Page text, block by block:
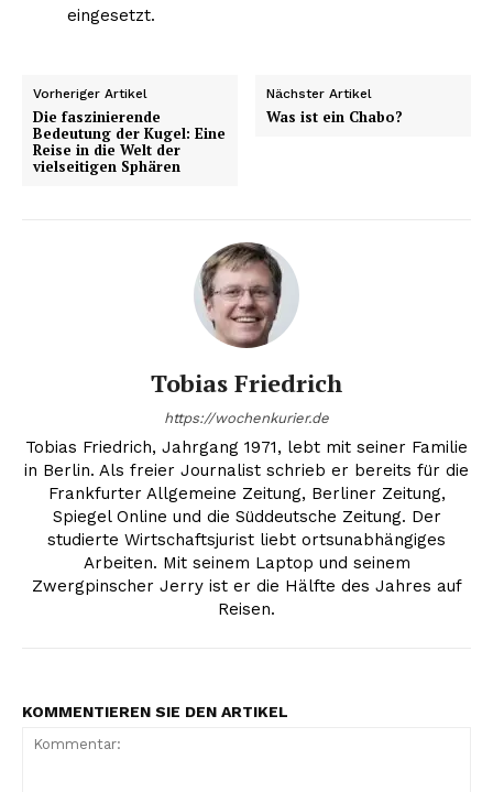
eingesetzt.
Vorheriger Artikel
Die faszinierende
Bedeutung der Kugel: Eine
Reise in die Welt der
vielseitigen Sphären
Nächster Artikel
Was ist ein Chabo?
Tobias Friedrich
https://wochenkurier.de
Tobias Friedrich, Jahrgang 1971, lebt mit seiner Familie
in Berlin. Als freier Journalist schrieb er bereits für die
Frankfurter Allgemeine Zeitung, Berliner Zeitung,
Spiegel Online und die Süddeutsche Zeitung. Der
studierte Wirtschaftsjurist liebt ortsunabhängiges
Arbeiten. Mit seinem Laptop und seinem
Zwergpinscher Jerry ist er die Hälfte des Jahres auf
Reisen.
KOMMENTIEREN SIE DEN ARTIKEL